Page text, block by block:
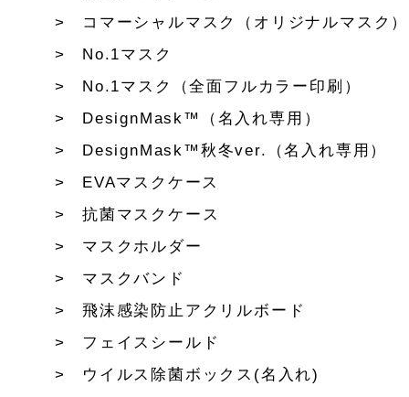
コマーシャルマスク（オリジナルマスク）
No.1マスク
No.1マスク（全面フルカラー印刷）
DesignMask™（名入れ専用）
DesignMask™秋冬ver.（名入れ専用）
EVAマスクケース
抗菌マスクケース
マスクホルダー
マスクバンド
飛沫感染防止アクリルボード
フェイスシールド
ウイルス除菌ボックス(名入れ)